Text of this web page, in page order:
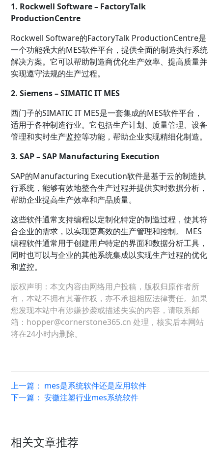
1. Rockwell Software – FactoryTalk
ProductionCentre
Rockwell Software的FactoryTalk ProductionCentre是
一个功能强大的MES软件平台，提供全面的制造执行系统
解决方案。它可以帮助制造商优化生产效率、提高质量并
实现遵守法规的生产过程。
2. Siemens – SIMATIC IT MES
西门子的SIMATIC IT MES是一套集成的MES软件平台，
适用于各种制造行业。它包括生产计划、质量管理、设备
管理和实时生产监控等功能，帮助企业实现精细化制造。
3. SAP – SAP Manufacturing Execution
SAP的Manufacturing Execution软件是基于云的制造执
行系统，能够有效地整合生产过程并提供实时数据分析，
帮助企业提高生产效率和产品质量。
这些软件通常支持编程以定制化特定的制造过程，使其符
合企业的需求，以实现更高效的生产管理和控制。 MES
编程软件通常用于创建用户特定的界面和数据分析工具，
同时也可以与企业的其他系统集成以实现生产过程的优化
和监控。
版权声明：本文内容由网络用户投稿，版权归原作者所
有，本站不拥有其著作权，亦不承担相应法律责任。如果
您发现本站中有涉嫌抄袭或描述失实的内容，请联系邮
箱：hopper@cornerstone365.cn 处理，核实后本网站
将在24小时内删除。
上一篇： mes是系统软件还是应用软件
下一篇：安徽注塑行业mes系统软件
相关文章推荐